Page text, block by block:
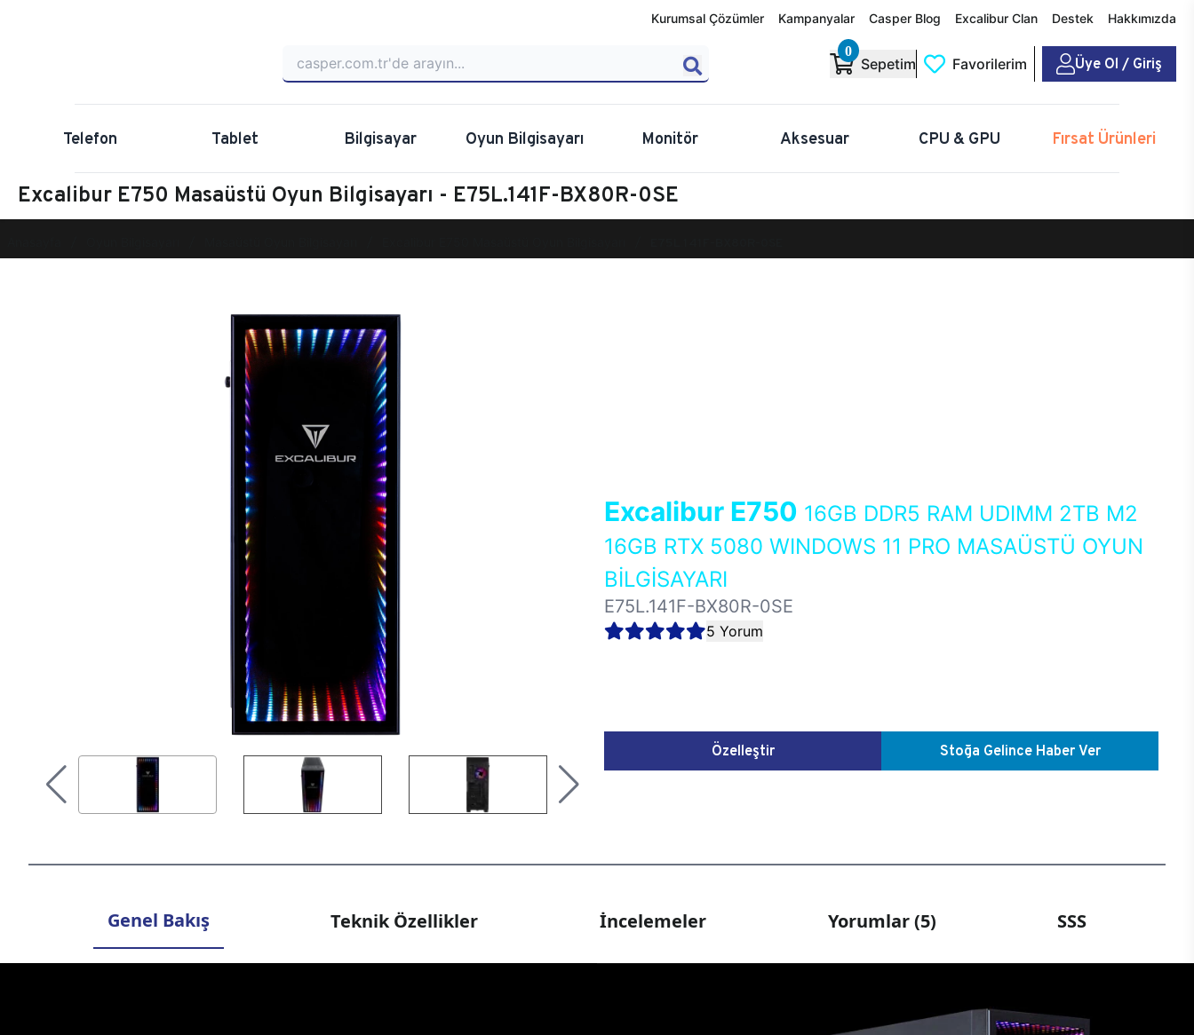
Kurumsal Çözümler Kampanyalar Casper Blog Excalibur Clan Destek Hakkımızda
0
Sepetim Favorilerim Üye Ol / Giriş
Telefon Tablet Bilgisayar Oyun Bilgisayarı Monitör Aksesuar CPU & GPU Fırsat Ürünleri
Excalibur E750 Masaüstü Oyun Bilgisayarı - E75L.141F-BX80R-0SE
Excalibur E750 16GB DDR5 RAM UDIMM 2TB M2
16GB RTX 5080 WINDOWS 11 PRO MASAÜSTÜ OYUN
BİLGİSAYARI
E75L.141F-BX80R-0SE
5 Yorum
Özelleştir Stoğa Gelince Haber Ver
Genel Bakış Teknik Özellikler İncelemeler Yorumlar (5) SSS